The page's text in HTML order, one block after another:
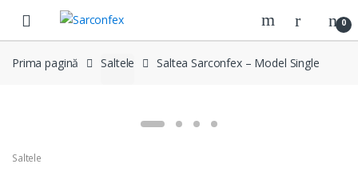
Skip to navigation
Skip to content
0
Prima pagină Saltele Saltea Sarconfex – Model Single
Saltele